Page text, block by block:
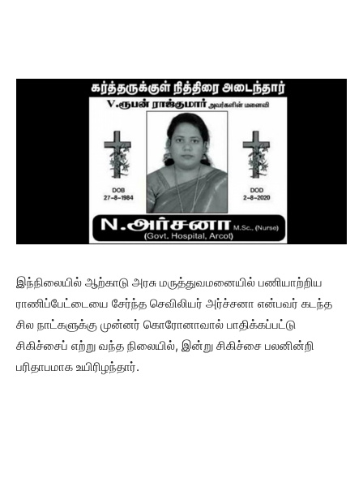
இந்நிலையில் ஆற்காடு அரசு மருத்துவமனையில் பணியாற்றிய
ராணிப்பேட்டையை சேர்ந்த செவிலியர் அர்ச்சனா என்பவர் கடந்த
சில நாட்களுக்கு முன்னர் கொரோனாவால் பாதிக்கப்பட்டு
சிகிச்சைப் எற்று வந்த நிலையில், இன்று சிகிச்சை பலனின்றி
பரிதாபமாக உயிரிழந்தார்.